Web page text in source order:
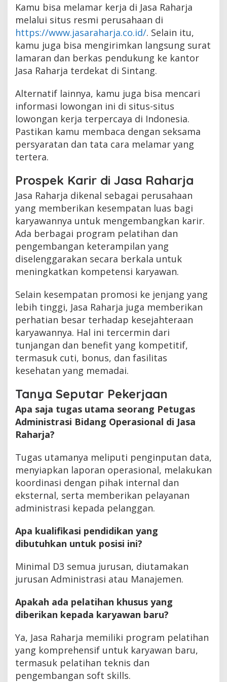
Kamu bisa melamar kerja di Jasa Raharja
melalui situs resmi perusahaan di
https://www.jasaraharja.co.id/. Selain itu,
kamu juga bisa mengirimkan langsung surat
lamaran dan berkas pendukung ke kantor
Jasa Raharja terdekat di Sintang.
Alternatif lainnya, kamu juga bisa mencari
informasi lowongan ini di situs-situs
lowongan kerja terpercaya di Indonesia.
Pastikan kamu membaca dengan seksama
persyaratan dan tata cara melamar yang
tertera.
Prospek Karir di Jasa Raharja
Jasa Raharja dikenal sebagai perusahaan
yang memberikan kesempatan luas bagi
karyawannya untuk mengembangkan karir.
Ada berbagai program pelatihan dan
pengembangan keterampilan yang
diselenggarakan secara berkala untuk
meningkatkan kompetensi karyawan.
Selain kesempatan promosi ke jenjang yang
lebih tinggi, Jasa Raharja juga memberikan
perhatian besar terhadap kesejahteraan
karyawannya. Hal ini tercermin dari
tunjangan dan benefit yang kompetitif,
termasuk cuti, bonus, dan fasilitas
kesehatan yang memadai.
Tanya Seputar Pekerjaan
Apa saja tugas utama seorang Petugas
Administrasi Bidang Operasional di Jasa
Raharja?
Tugas utamanya meliputi penginputan data,
menyiapkan laporan operasional, melakukan
koordinasi dengan pihak internal dan
eksternal, serta memberikan pelayanan
administrasi kepada pelanggan.
Apa kualifikasi pendidikan yang
dibutuhkan untuk posisi ini?
Minimal D3 semua jurusan, diutamakan
jurusan Administrasi atau Manajemen.
Apakah ada pelatihan khusus yang
diberikan kepada karyawan baru?
Ya, Jasa Raharja memiliki program pelatihan
yang komprehensif untuk karyawan baru,
termasuk pelatihan teknis dan
pengembangan soft skills.